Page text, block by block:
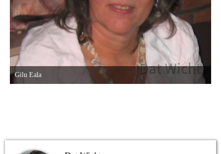
Gilu Eala
10. Oktober 2015 um 03:38